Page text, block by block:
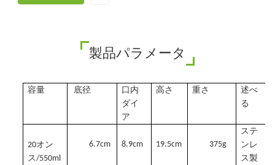
製品パラメータ
容量 底径
口内
ダイ
ア
高さ 重さ
述べ
る
20オン
ス/550ml
6.7cm 8.9cm 19.5cm 375g
ステ
ンレ
ス製